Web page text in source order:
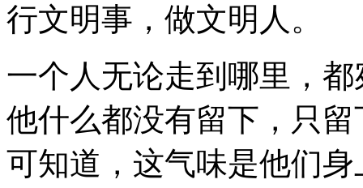
行文明事，做文明人。
一个人无论走到哪里，
他什么都没有留下，只
可知道，这气味是他们